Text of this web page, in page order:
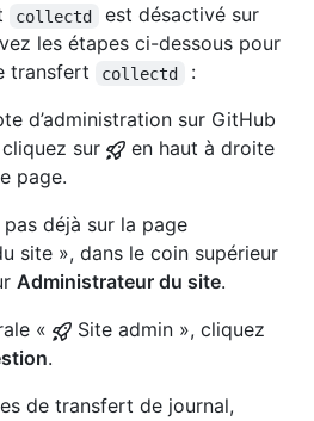
collectd
est désactivé sur
les étapes ci-dessous pour
transfert
collectd
:
d’administration sur GitHub
sur
en haut à droite
page.
déjà sur la page
site », dans le coin supérieur
Administrateur du site.
«
Site admin », cliquez
.
de transfert de journal,